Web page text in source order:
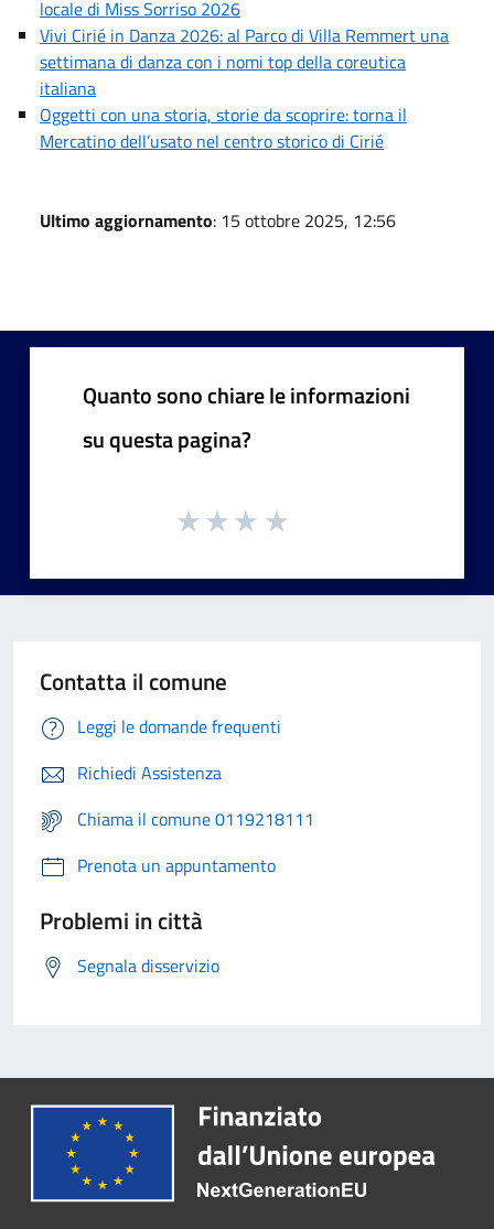
locale di Miss Sorriso 2026
Vivi Cirié in Danza 2026: al Parco di Villa Remmert una
settimana di danza con i nomi top della coreutica
italiana
Oggetti con una storia, storie da scoprire: torna il
Mercatino dell’usato nel centro storico di Cirié
Ultimo aggiornamento: 15 ottobre 2025, 12:56
Quanto sono chiare le informazioni
su questa pagina?
Contatta il comune
Leggi le domande frequenti
Richiedi Assistenza
Chiama il comune 0119218111
Prenota un appuntamento
Problemi in città
Segnala disservizio